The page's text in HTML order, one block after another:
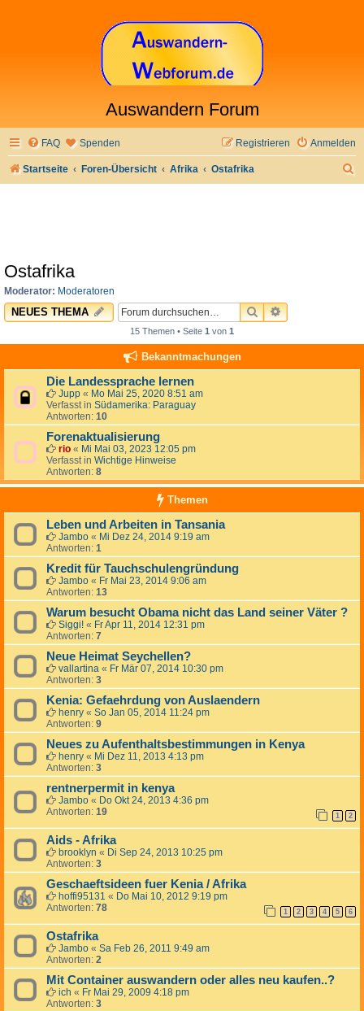
Auswandern Forum
FAQ Spenden Anmelden
Registrieren
Startseite Foren-Übersicht Afrika Ostafrika
Ostafrika
Moderator: Moderatoren
NEUES THEMA SUCHEERWEITERTE
15 Themen • Seite 1 von 1
Bekanntmachungen
Die Landessprache lernen
Jupp « Mo Mai 25, 2020 8:51 am
Verfasst in Südamerika: Paraguay
Antworten: 10
Forenaktualisierung
rio « Mi Mai 03, 2023 12:05 pm
Verfasst in Wichtige Hinweise
Antworten: 8
Themen
Leben und Arbeiten in Tansania
Jambo « Mi Dez 24, 2014 9:19 am
Antworten: 1
Kredit für Tauchschulengründung
Jambo « Fr Mai 23, 2014 9:06 am
Antworten: 13
Warum besucht Obama nicht das Land seiner Väter ?
Siggi! « Fr Apr 11, 2014 12:31 pm
Antworten: 7
Neue Heimat Seychellen?
vallartina « Fr Mär 07, 2014 10:30 pm
Antworten: 3
Kenia: Gefaehrdung von Auslaendern
henry « So Jan 05, 2014 11:24 pm
Antworten: 9
Neues zu Aufenthaltsbestimmungen in Kenya
henry « Mi Dez 11, 2013 4:13 pm
Antworten: 3
rentnerpermit in kenya
Jambo « Do Okt 24, 2013 4:36 pm
Antworten: 19 1 2
Aids - Afrika
brooklyn « Di Sep 24, 2013 10:25 pm
Antworten: 3
Geschaeftsideen fuer Kenia / Afrika
hoffi95131 « Do Mai 10, 2012 9:19 pm
Antworten: 78 1 2 3 4 5 6
Ostafrika
Jambo « Sa Feb 26, 2011 9:49 am
Antworten: 2
Mit Container auswandern oder alles neu kaufen..?
ich « Fr Mai 29, 2009 4:18 pm
Antworten: 3